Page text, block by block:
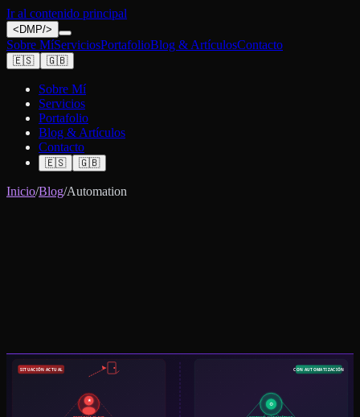
Ir al contenido principal
< DMP/>
Sobre MíServiciosPortafolioBlog & ArtículosContacto
🇪🇸 🇬🇧
Sobre Mí
Servicios
Portafolio
Blog & Artículos
Contacto
🇪🇸 🇬🇧
Inicio/Blog/Automation